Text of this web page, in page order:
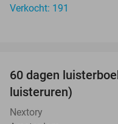
Verkocht: 191
60 dagen
luisteruren)
Nextory